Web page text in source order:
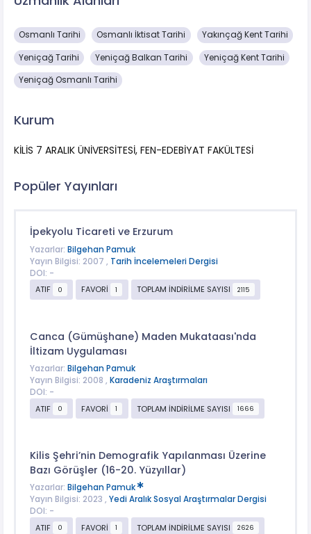
Osmanlı Tarihi Osmanlı İktisat Tarihi Yakınçağ Kent Tarihi
Yeniçağ Tarihi Yeniçağ Balkan Tarihi Yeniçağ Kent Tarihi
Yeniçağ Osmanlı Tarihi
Kurum
KİLİS 7 ARALIK ÜNİVERSİTESİ, FEN-EDEBİYAT FAKÜLTESİ
Popüler Yayınları
İpekyolu Ticareti ve Erzurum
Yazarlar: Bilgehan Pamuk
Yayın Bilgisi: 2007 , Tarih İncelemeleri Dergisi
DOI: -
ATIF
0 FAVORİ 1 TOPLAM İNDİRİLME SAYISI 2115
Canca (Gümüşhane) Maden Mukataası'nda
İltizam Uygulaması
Yazarlar: Bilgehan Pamuk
Yayın Bilgisi: 2008 , Karadeniz Araştırmaları
DOI: -
ATIF
0 FAVORİ 1 TOPLAM İNDİRİLME SAYISI 1666
Kilis Şehri’nin Demografik Yapılanması Üzerine
Bazı Görüşler (16-20. Yüzyıllar)
Yazarlar: Bilgehan Pamuk
Yayın Bilgisi: 2023 , Yedi Aralık Sosyal Araştırmalar Dergisi
DOI: -
ATIF
0 FAVORİ 1 TOPLAM İNDİRİLME SAYISI 2626